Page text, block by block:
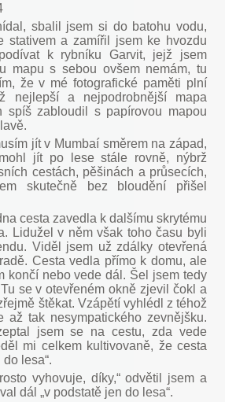
sbalil jsem si do batohu vodu,
stativem a zamířil jsem ke hvozdu
k rybníku Garvit, jejž jsem
mapu s sebou ovšem nemám, tu
že v mé fotografické paměti plní
nejlepší a nejpodrobnější mapa
spíš zabloudil s papírovou mapou
jít v Mumbaí směrem na západ,
jít po lese stále rovně, nýbrž
cestách, pěšinách a průsecích,
skutečně bez bloudění přišel
zavedla k dalšímu skrytému
Lidužel v něm však toho času byli
Viděl jsem už zdálky otevřená
Cesta vedla přímo k domu, ale
končí nebo vede dál. Šel jsem tedy
se v otevřeném okně zjevil čokl a
štěkat. Vzápětí vyhlédl z téhož
až tak nesympatického zevnějšku.
jsem se na cestu, zda vede
mi celkem kultivovaně, že cesta
lesa“.
vyhovuje, díky,“ odvětil jsem a
dál „v podstatě jen do lesa“.